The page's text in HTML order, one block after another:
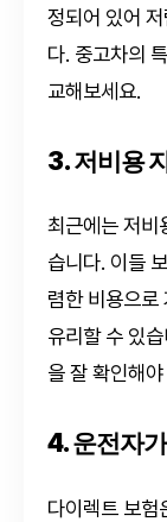
정되어 있어
다. 중고차의
교해보세요.
3. 저비용
최근에는 저비
습니다. 이들
렴한 비용으로
유리할 수 있
을 잘 확인해
4. 운전자
다이렉트 보험